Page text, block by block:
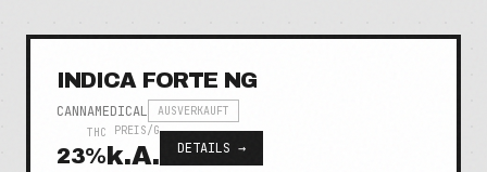
INDICA FORTE NG
CANNAMEDICAL
AUSVERKAUFT
THC
23%
PREIS/G
k.A. DETAILS →